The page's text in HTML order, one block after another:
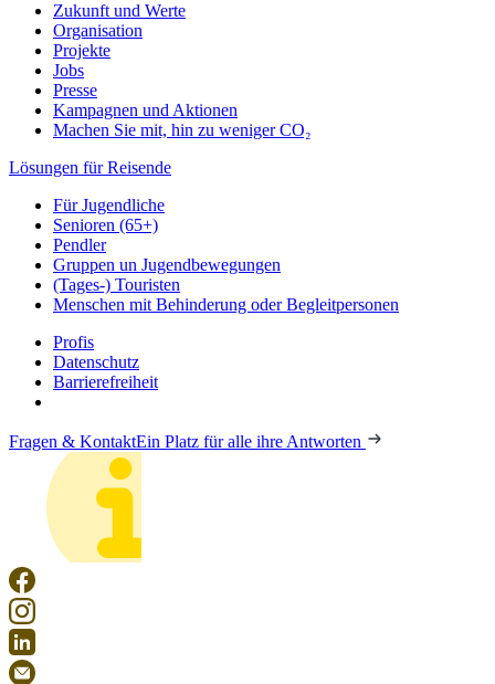
Zukunft und Werte
Organisation
Projekte
Jobs
Presse
Kampagnen und Aktionen
Machen Sie mit, hin zu weniger CO₂
Lösungen für Reisende
Für Jugendliche
Senioren (65+)
Pendler
Gruppen un Jugendbewegungen
(Tages-) Touristen
Menschen mit Behinderung oder Begleitpersonen
Profis
Datenschutz
Barrierefreiheit
Fragen & KontaktEin Platz für alle ihre Antworten